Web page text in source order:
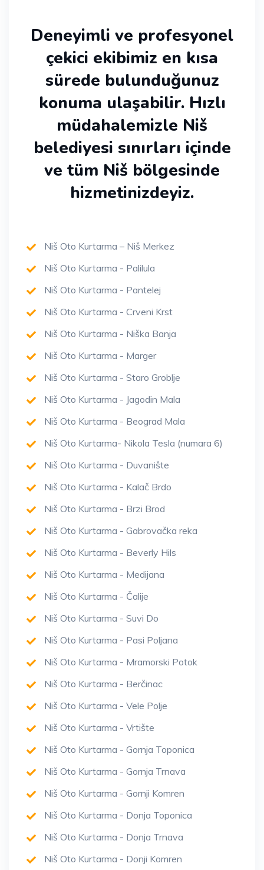
Deneyimli ve profesyonel
çekici ekibimiz en kısa
sürede bulunduğunuz
konuma ulaşabilir. Hızlı
müdahalemizle Niš
belediyesi sınırları içinde
ve tüm Niš bölgesinde
hizmetinizdeyiz.
Niš Oto Kurtarma – Niš Merkez
Niš Oto Kurtarma - Palilula
Niš Oto Kurtarma - Pantelej
Niš Oto Kurtarma - Crveni Krst
Niš Oto Kurtarma - Niška Banja
Niš Oto Kurtarma - Marger
Niš Oto Kurtarma - Staro Groblje
Niš Oto Kurtarma - Jagodin Mala
Niš Oto Kurtarma - Beograd Mala
Niš Oto Kurtarma- Nikola Tesla (numara 6)
Niš Oto Kurtarma - Duvanište
Niš Oto Kurtarma - Kalač Brdo
Niš Oto Kurtarma - Brzi Brod
Niš Oto Kurtarma - Gabrovačka reka
Niš Oto Kurtarma - Beverly Hils
Niš Oto Kurtarma - Medijana
Niš Oto Kurtarma - Čalije
Niš Oto Kurtarma - Suvi Do
Niš Oto Kurtarma - Pasi Poljana
Niš Oto Kurtarma - Mramorski Potok
Niš Oto Kurtarma - Berčinac
Niš Oto Kurtarma - Vele Polje
Niš Oto Kurtarma - Vrtište
Niš Oto Kurtarma - Gornja Toponica
Niš Oto Kurtarma - Gornja Trnava
Niš Oto Kurtarma - Gornji Komren
Niš Oto Kurtarma - Donja Toponica
Niš Oto Kurtarma - Donja Trnava
Niš Oto Kurtarma - Donji Komren